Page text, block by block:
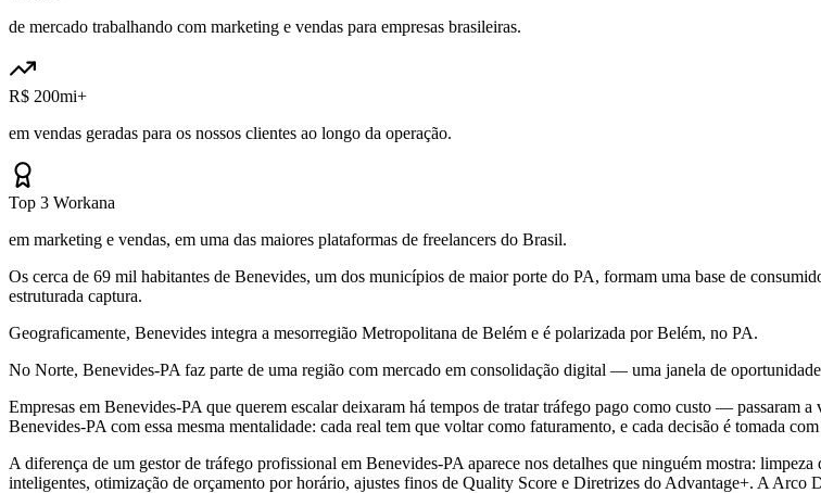
de mercado trabalhando com marketing e vendas para empresas brasileiras.
R$ 200mi+
em vendas geradas para os nossos clientes ao longo da operação.
Top 3 Workana
em marketing e vendas, em uma das maiores plataformas de freelancers do Brasil.
Os cerca de 69 mil habitantes de Benevides, um dos municípios de maior porte do PA, formam uma base de
estruturada captura.
Geograficamente, Benevides integra a mesorregião Metropolitana de Belém e é polarizada por Belém, no PA.
No Norte, Benevides-PA faz parte de uma região com mercado em consolidação digital — uma janela de
Empresas em Benevides-PA que querem escalar deixaram há tempos de tratar tráfego pago como custo —
Benevides-PA com essa mesma mentalidade: cada real tem que voltar como faturamento, e cada decisão é tomada
A diferença de um gestor de tráfego profissional em Benevides-PA aparece nos detalhes que ninguém mostra:
inteligentes, otimização de orçamento por horário, ajustes finos de Quality Score e Diretrizes do Advantage+. A Arco